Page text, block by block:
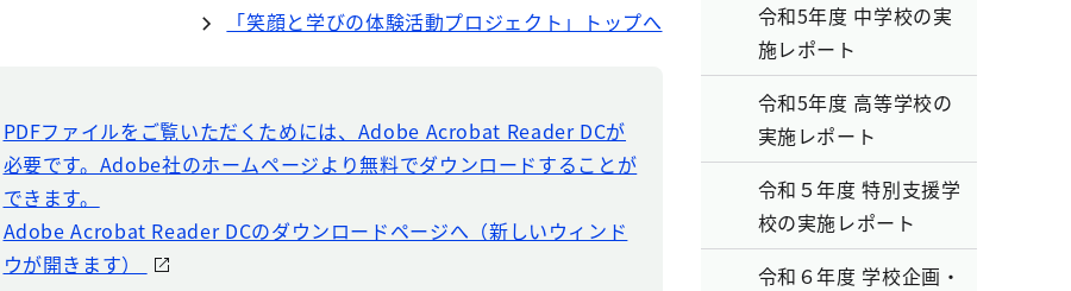
「笑顔と学びの体験活動プロジェクト」トップへ
PDFファイルをご覧いただくためには、Adobe Acrobat Reader DCが
必要です。Adobe社のホームページより無料でダウンロードすることが
できます。
Adobe Acrobat Reader DCのダウンロードページへ（新しいウィンド
ウが開きます）
令和5年度 中学校の実
施レポート
令和5年度 高等学校の
実施レポート
令和５年度 特別支援学
校の実施レポート
令和６年度 学校企画・